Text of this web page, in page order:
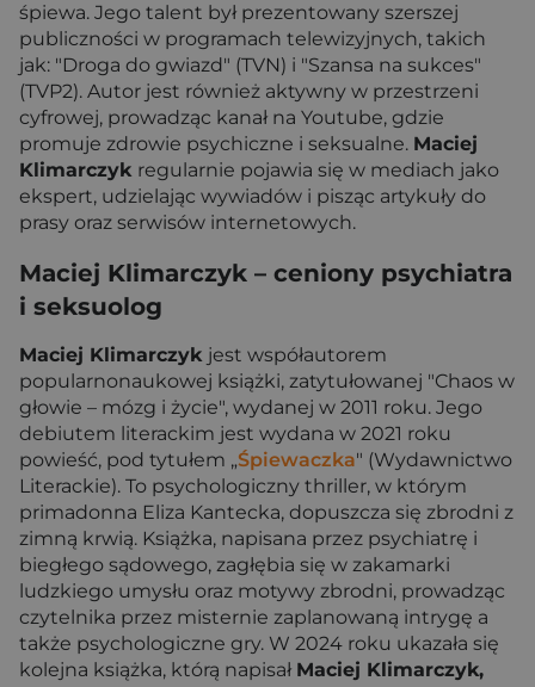
śpiewa. Jego talent był prezentowany szerszej
publiczności w programach telewizyjnych, takich
jak: "Droga do gwiazd" (TVN) i "Szansa na sukces"
(TVP2). Autor jest również aktywny w przestrzeni
cyfrowej, prowadząc kanał na Youtube, gdzie
promuje zdrowie psychiczne i seksualne. Maciej
Klimarczyk regularnie pojawia się w mediach jako
ekspert, udzielając wywiadów i pisząc artykuły do
prasy oraz serwisów internetowych.
Maciej Klimarczyk – ceniony psychiatra
i seksuolog
Maciej Klimarczyk jest współautorem
popularnonaukowej książki, zatytułowanej "Chaos w
głowie – mózg i życie", wydanej w 2011 roku. Jego
debiutem literackim jest wydana w 2021 roku
powieść, pod tytułem „Śpiewaczka" (Wydawnictwo
Literackie). To psychologiczny thriller, w którym
primadonna Eliza Kantecka, dopuszcza się zbrodni z
zimną krwią. Książka, napisana przez psychiatrę i
biegłego sądowego, zagłębia się w zakamarki
ludzkiego umysłu oraz motywy zbrodni, prowadząc
czytelnika przez misternie zaplanowaną intrygę a
także psychologiczne gry. W 2024 roku ukazała się
kolejna książka, którą napisał Maciej Klimarczyk,